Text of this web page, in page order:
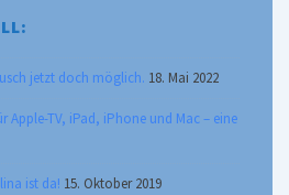
jetzt doch möglich. 18. Mai 2022
Apple-TV, iPad, iPhone und Mac – eine
ist da! 15. Oktober 2019